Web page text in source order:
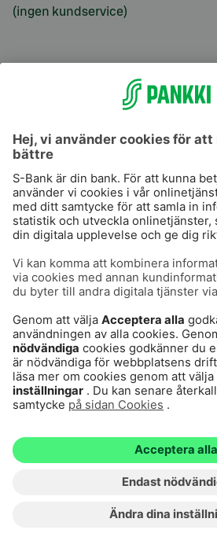
(ingen kundservice)
S-Prime
Användarvillkor
Dataskydd
Cookies
Tillgänglighetsutlåtande